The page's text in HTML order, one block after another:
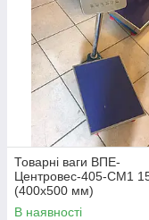
Товарні ваги ВПЕ-
Центровес-405-СМ1
(400х500 мм)
В наявності